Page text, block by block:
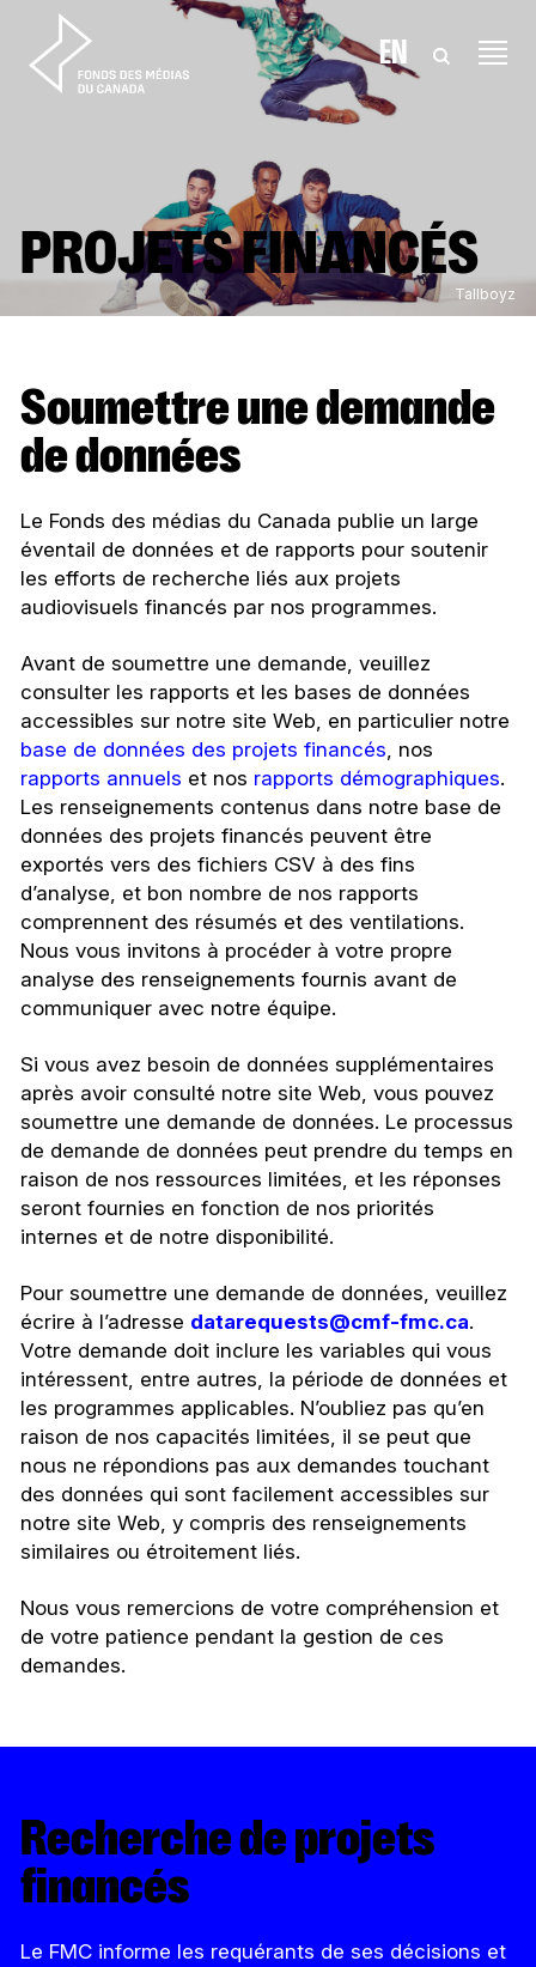
Aller au contenu EN
PROJETS FINANCÉS
Tallboyz
Soumettre une demande
de données
Le Fonds des médias du Canada publie un large
éventail de données et de rapports pour soutenir
les efforts de recherche liés aux projets
audiovisuels financés par nos programmes.
Avant de soumettre une demande, veuillez
consulter les rapports et les bases de données
accessibles sur notre site Web, en particulier notre
base de données des projets financés, nos
rapports annuels et nos rapports démographiques.
Les renseignements contenus dans notre base de
données des projets financés peuvent être
exportés vers des fichiers CSV à des fins
d’analyse, et bon nombre de nos rapports
comprennent des résumés et des ventilations.
Nous vous invitons à procéder à votre propre
analyse des renseignements fournis avant de
communiquer avec notre équipe.
Si vous avez besoin de données supplémentaires
après avoir consulté notre site Web, vous pouvez
soumettre une demande de données. Le processus
de demande de données peut prendre du temps en
raison de nos ressources limitées, et les réponses
seront fournies en fonction de nos priorités
internes et de notre disponibilité.
Pour soumettre une demande de données, veuillez
écrire à l’adresse datarequests@cmf-fmc.ca.
Votre demande doit inclure les variables qui vous
intéressent, entre autres, la période de données et
les programmes applicables. N’oubliez pas qu’en
raison de nos capacités limitées, il se peut que
nous ne répondions pas aux demandes touchant
des données qui sont facilement accessibles sur
notre site Web, y compris des renseignements
similaires ou étroitement liés.
Nous vous remercions de votre compréhension et
de votre patience pendant la gestion de ces
demandes.
Recherche de projets
financés
Le FMC informe les requérants de ses décisions et